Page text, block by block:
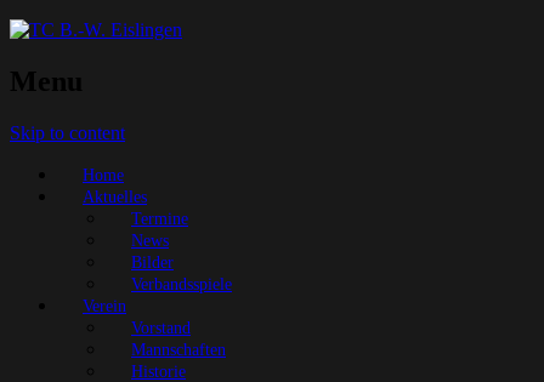
Menu
Skip to content
Home
Aktuelles
Termine
News
Bilder
Verbandsspiele
Verein
Vorstand
Mannschaften
Historie